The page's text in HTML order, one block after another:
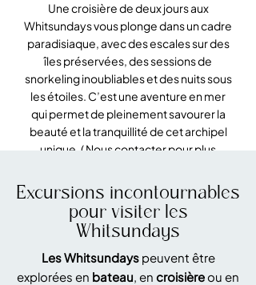
Une croisière de deux jours aux
Whitsundays vous plonge dans un cadre
paradisiaque, avec des escales sur des
îles préservées, des sessions de
snorkeling inoubliables et des nuits sous
les étoiles. C’est une aventure en mer
qui permet de pleinement savourer la
beauté et la tranquillité de cet archipel
unique. ( Nous contacter pour plus
Excursions incontournables
pour visiter les
Whitsundays
Les Whitsundays peuvent être
explorées en bateau, en croisièreou en